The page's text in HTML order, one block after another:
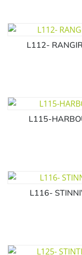
L112-
L115-
L116-